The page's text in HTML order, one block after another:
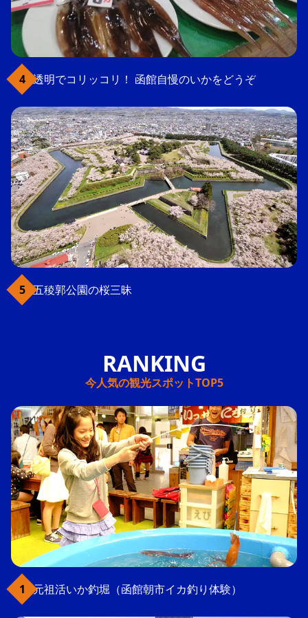
透明でコリッコリ！ 函館自慢のいかをどうぞ
五稜郭公園の桜三昧
今人気の観光スポットTOP5
元祖活いか釣堀（函館朝市イカ釣り体験）